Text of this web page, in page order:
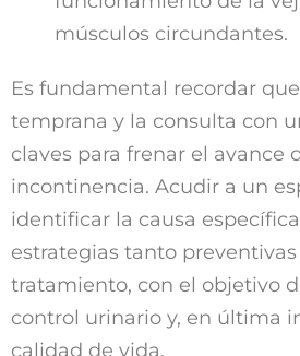
músculos circundantes.
Es fundamental recordar
temprana y la consulta con
claves para frenar el avance
incontinencia. Acudir a un
identificar la causa
estrategias tanto
tratamiento, con el objetivo
control urinario y, en última
calidad de vida.